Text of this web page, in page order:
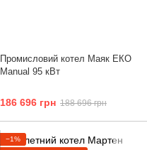
Промисловий котел Маяк ЕКО
Manual 95 кВт
186 696 грн 188 696 грн
−1%